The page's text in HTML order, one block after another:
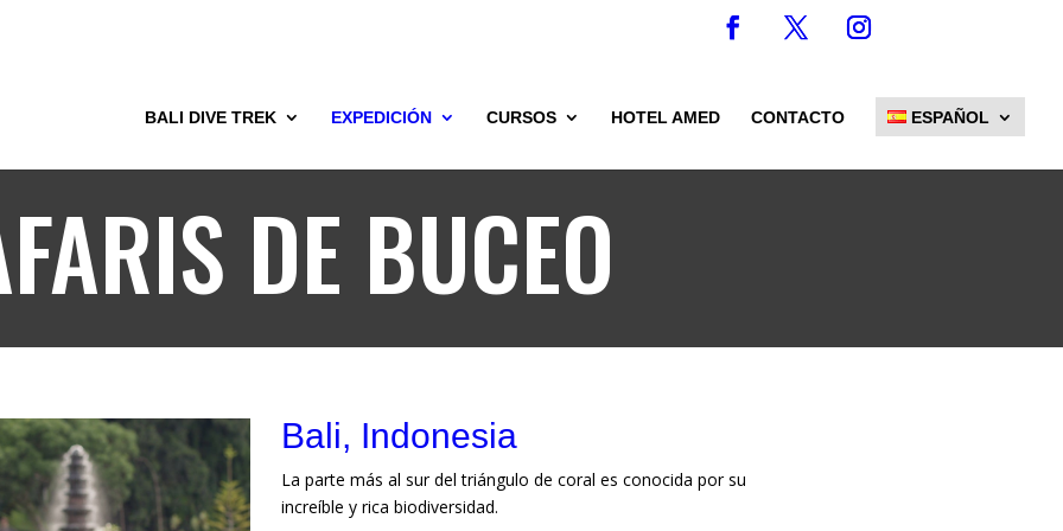
BALI DIVE TREK EXPEDICIÓN CURSOS HOTEL AMED CONTACTO ESPAÑOL
DE BUCEO
Bali, Indonesia
La parte más al sur del triángulo de coral es conocida por su
increíble y rica biodiversidad.